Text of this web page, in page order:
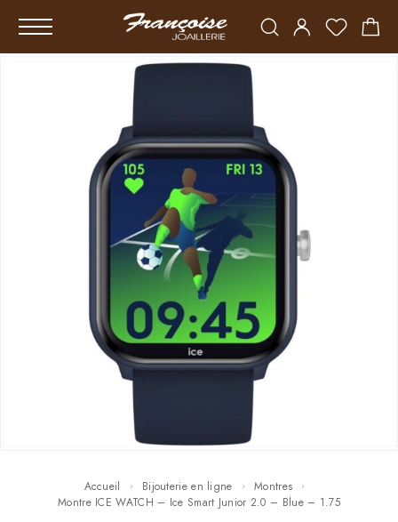
Accueil Bijouterie en ligne
Montres
Montre ICE WATCH – Ice Smart Junior 2.0 – Blue – 1.75